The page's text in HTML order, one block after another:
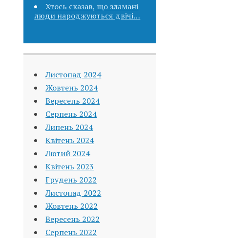
Хтось сказав, що зламані
люди народжуються двічі…
Листопад 2024
Жовтень 2024
Вересень 2024
Серпень 2024
Липень 2024
Квітень 2024
Лютий 2024
Квітень 2023
Грудень 2022
Листопад 2022
Жовтень 2022
Вересень 2022
Серпень 2022